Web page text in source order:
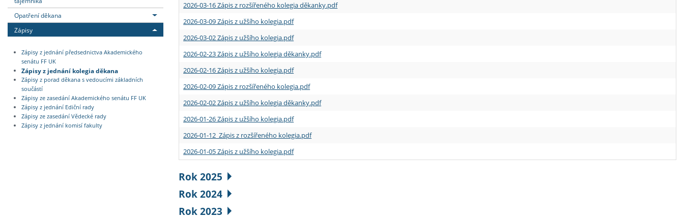
Opatření děkana
Zápisy
Zápisy z jednání předsednictva Akademického
senátu FF UK
Zápisy z jednání kolegia děkana
Zápisy z porad děkana s vedoucími základních
součástí
Zápisy ze zasedání Akademického senátu FF UK
Zápisy z jednání Ediční rady
Zápisy ze zasedání Vědecké rady
Zápisy z jednání komisí fakulty
2026-03-16 Zápis z rozšířeného kolegia děkanky.pdf
2026-03-09 Zápis z užšího kolegia.pdf
2026-03-02 Zápis z užšího kolegia.pdf
2026-02-23 Zápis z užšího kolegia děkanky.pdf
2026-02-16 Zápis z užšího kolegia.pdf
2026-02-09 Zápis z rozšířeného kolegia.pdf
2026-02-02 Zápis z užšího kolegia děkanky.pdf
2026-01-26 Zápis z užšího kolegia.pdf
2026-01-12 Zápis z rozšířeného kolegia.pdf
2026-01-05 Zápis z užšího kolegia.pdf
Rok 2025
Rok 2024
Rok 2023